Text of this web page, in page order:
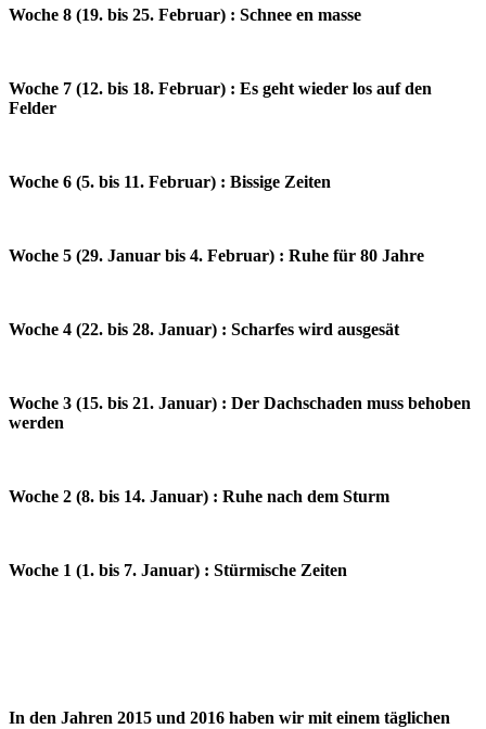
Woche 8 (19. bis 25. Februar) : Schnee en masse
Woche 7 (12. bis 18. Februar) : Es geht wieder los auf den
Felder
Woche 6 (5. bis 11. Februar) : Bissige Zeiten
Woche 5 (29. Januar bis 4. Februar) : Ruhe für 80 Jahre
Woche 4 (22. bis 28. Januar) : Scharfes wird ausgesät
Woche 3 (15. bis 21. Januar) : Der Dachschaden muss behoben
werden
Woche 2 (8. bis 14. Januar) : Ruhe nach dem Sturm
Woche 1 (1. bis 7. Januar) : Stürmische Zeiten
In den Jahren 2015 und 2016 haben wir mit einem täglichen